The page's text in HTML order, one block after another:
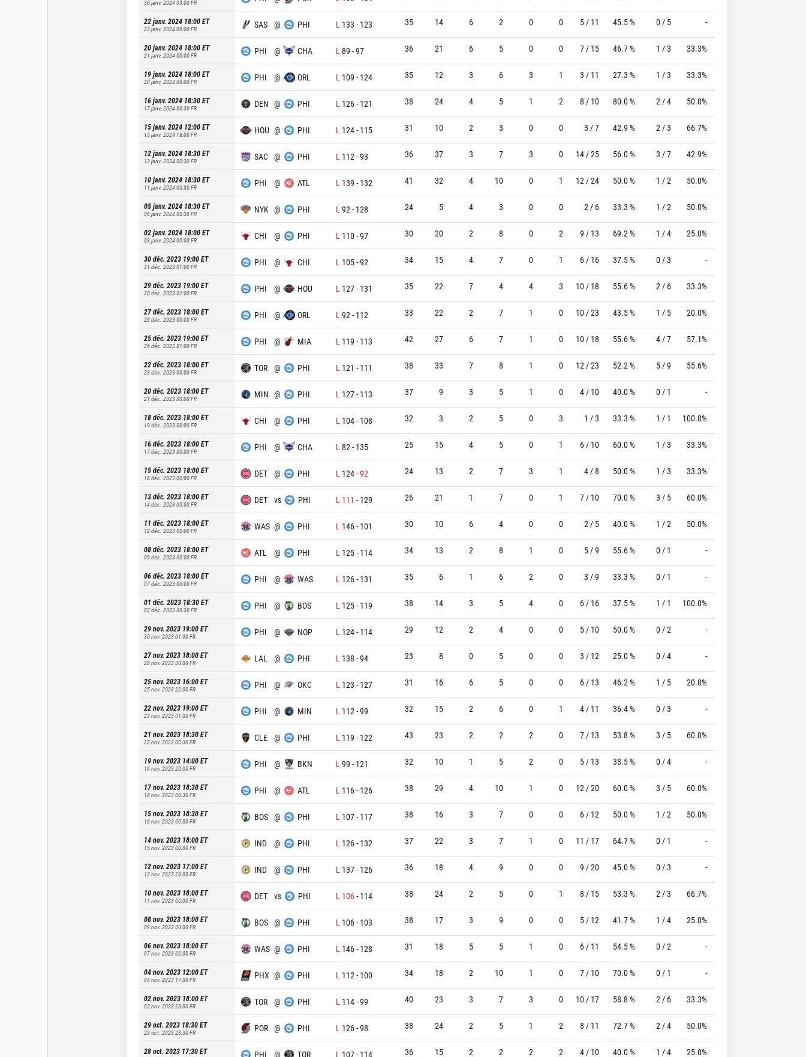
30 janv. 2024 03:00FR
22 janv. 2024 18:00ET
23 janv. 2024 00:00FR SAS @ PHI L 133 - 123 35 14 6 2 0 0 5 / 11 45.5 % 0 / 5 -
20 janv. 2024 18:00ET
21 janv. 2024 00:00FR PHI @ CHA L 89 -97 36 21 6 5 0 0 7 / 15 46.7 % 1 / 3 33.3%
19 janv. 2024 18:00ET
20 janv. 2024 00:00FR PHI @ ORL L 109 - 124 35 12 3 6 3 1 3 / 11 27.3 % 1 / 3 33.3%
16 janv. 2024 18:30ET
17 janv. 2024 00:30FR DEN @ PHI L 126- 121 38 24 4 5 1 2 8 / 10 80.0 % 2 / 4 50.0%
15 janv. 2024 12:00ET
15 janv. 2024 18:00FR HOU @ PHI L 124- 115 31 10 2 3 0 0 3 / 7 42.9 % 2 / 3 66.7%
12 janv. 2024 18:30ET
13 janv. 2024 00:30FR SAC @ PHI L 112 -93 36 37 3 7 3 0 14 / 25 56.0 % 3 / 7 42.9%
10 janv. 2024 18:30ET
11 janv. 2024 00:30FR PHI @ ATL L 139 - 132 41 32 4 10 0 1 12 / 24 50.0 % 1 / 2 50.0%
05 janv. 2024 18:30ET
06 janv. 2024 00:30FR NYK @ PHI L 92 - 128 24 5 4 3 0 0 2 / 6 33.3 % 1 / 2 50.0%
02 janv. 2024 18:00ET
03 janv. 2024 00:00FR CHI @ PHI L 110-97 30 20 2 8 0 2 9 / 13 69.2 % 1 / 4 25.0%
30 déc. 2023 19:00ET
31 déc. 2023 01:00FR PHI @ CHI L 105-92 34 15 4 7 0 1 6 / 16 37.5 % 0 / 3 -
29 déc. 2023 19:00ET
30 déc. 2023 01:00FR PHI @ HOU L 127- 131 35 22 7 4 4 3 10 / 18 55.6 % 2 / 6 33.3%
27 déc. 2023 18:00ET
28 déc. 2023 00:00FR PHI @ ORL L 92 - 112 33 22 2 7 1 0 10 / 23 43.5 % 1 / 5 20.0%
25 déc. 2023 19:00ET
26 déc. 2023 01:00FR PHI @ MIA L 119 - 113 42 27 6 7 1 0 10 / 18 55.6 % 4 / 7 57.1%
22 déc. 2023 18:00ET
23 déc. 2023 00:00FR TOR @ PHI L 121 - 111 38 33 7 8 1 0 12 / 23 52.2 % 5 / 9 55.6%
20 déc. 2023 18:00ET
21 déc. 2023 00:00FR MIN @ PHI L 127- 113 37 9 3 5 1 0 4 / 10 40.0 % 0 / 1 -
18 déc. 2023 18:00ET
19 déc. 2023 00:00FR CHI @ PHI L 104- 108 32 3 2 5 0 3 1 / 3 33.3 % 1 / 1 100.0%
16 déc. 2023 18:00ET
17 déc. 2023 00:00FR PHI @ CHA L 82 - 135 25 15 4 5 0 1 6 / 10 60.0 % 1 / 3 33.3%
15 déc. 2023 18:00ET
16 déc. 2023 00:00FR DET @ PHI L 124-92 24 13 2 7 3 1 4 / 8 50.0 % 1 / 3 33.3%
13 déc. 2023 18:00ET
14 déc. 2023 00:00FR DET vs PHI L 111 - 129 26 21 1 7 0 1 7 / 10 70.0 % 3 / 5 60.0%
11 déc. 2023 18:00ET
12 déc. 2023 00:00FR WAS @ PHI L 146- 101 30 10 6 4 0 0 2 / 5 40.0 % 1 / 2 50.0%
08 déc. 2023 18:00ET
09 déc. 2023 00:00FR ATL @ PHI L 125- 114 34 13 2 8 1 0 5 / 9 55.6 % 0 / 1 -
06 déc. 2023 18:00ET
07 déc. 2023 00:00FR PHI @ WAS L 126- 131 35 6 1 6 2 0 3 / 9 33.3 % 0 / 1 -
01 déc. 2023 18:30ET
02 déc. 2023 00:30FR PHI @ BOS L 125- 119 38 14 3 5 4 0 6 / 16 37.5 % 1 / 1 100.0%
29 nov. 2023 19:00ET
30 nov. 2023 01:00FR PHI @ NOP L 124- 114 29 12 2 4 0 0 5 / 10 50.0 % 0 / 2 -
27 nov. 2023 18:00ET
28 nov. 2023 00:00FR LAL @ PHI L 138 -94 23 8 0 5 0 0 3 / 12 25.0 % 0 / 4 -
25 nov. 2023 16:00ET
25 nov. 2023 22:00FR PHI @ OKC L 123 - 127 31 16 6 5 0 0 6 / 13 46.2 % 1 / 5 20.0%
22 nov. 2023 19:00ET
23 nov. 2023 01:00FR PHI @ MIN L 112 -99 32 15 2 6 0 1 4 / 11 36.4 % 0 / 3 -
21 nov. 2023 18:30ET
22 nov. 2023 00:30FR CLE @ PHI L 119 - 122 43 23 2 2 2 0 7 / 13 53.8 % 3 / 5 60.0%
19 nov. 2023 14:00ET
19 nov. 2023 20:00FR PHI @ BKN L 99 - 121 32 10 1 5 2 0 5 / 13 38.5 % 0 / 4 -
17 nov. 2023 18:30ET
18 nov. 2023 00:30FR PHI @ ATL L 116- 126 38 29 4 10 1 0 12 / 20 60.0 % 3 / 5 60.0%
15 nov. 2023 18:30ET
16 nov. 2023 00:30FR BOS @ PHI L 107- 117 38 16 3 7 0 0 6 / 12 50.0 % 1 / 2 50.0%
14 nov. 2023 18:00ET
15 nov. 2023 00:00FR IND @ PHI L 126- 132 37 22 3 7 1 0 11 / 17 64.7 % 0 / 1 -
12 nov. 2023 17:00ET
12 nov. 2023 23:00FR IND @ PHI L 137- 126 36 18 4 9 0 0 9 / 20 45.0 % 0 / 3 -
10 nov. 2023 18:00ET
11 nov. 2023 00:00FR DET vs PHI L 106- 114 38 24 2 5 0 1 8 / 15 53.3 % 2 / 3 66.7%
08 nov. 2023 18:00ET
09 nov. 2023 00:00FR BOS @ PHI L 106- 103 38 17 3 9 0 0 5 / 12 41.7 % 1 / 4 25.0%
06 nov. 2023 18:00ET
07 nov. 2023 00:00FR WAS @ PHI L 146- 128 31 18 5 5 1 0 6 / 11 54.5 % 0 / 2 -
04 nov. 2023 12:00ET
04 nov. 2023 17:00FR PHX @ PHI L 112 - 100 34 18 2 10 1 0 7 / 10 70.0 % 0 / 1 -
02 nov. 2023 18:00ET
02 nov. 2023 23:00FR TOR @ PHI L 114-99 40 23 3 7 3 0 10 / 17 58.8 % 2 / 6 33.3%
29 oct. 2023 18:30ET
29 oct. 2023 23:30FR POR @ PHI L 126-98 38 24 2 5 1 2 8 / 11 72.7 % 2 / 4 50.0%
28 oct. 2023 17:30ET PHI @ TOR L 107- 114 36 15 2 2 2 2 4 / 10 40.0 % 1 / 4 25.0%